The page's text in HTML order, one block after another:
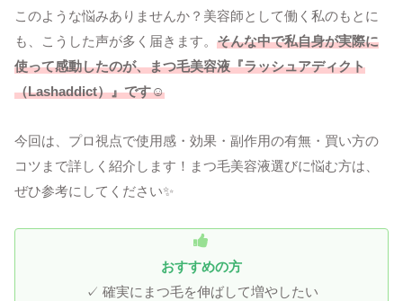
このような悩みありませんか？美容師として働く私のもとに
も、こうした声が多く届きます。 そんな中で私自身が実際に
使って感動したのが、まつ毛美容液『ラッシュアディクト
（Lashaddict）』です☺
今回は、プロ視点で使用感・効果・副作用の有無・買い方の
コツまで詳しく紹介します！まつ毛美容液選びに悩む方は、
ぜひ参考にしてください✨
おすすめの方
✓ 確実にまつ毛を伸ばして増やしたい